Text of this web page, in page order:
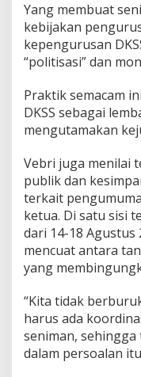
Yang membuat
kebijakan
kepengurusan
“politisasi” dan
Praktik semacam
DKSS sebagai
mengutamakan
Vebri juga menilai
publik dan
terkait
ketua. Di satu sisi
dari 14-18 Agustus
mencuat antara
yang
“Kita tidak
harus ada
seniman,
dalam persoalan